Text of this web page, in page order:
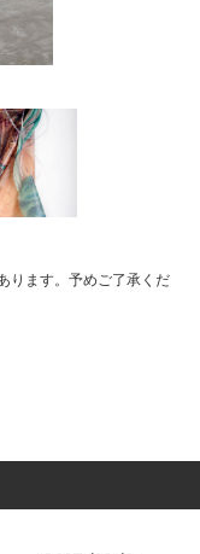
ります。予めご了承くだ